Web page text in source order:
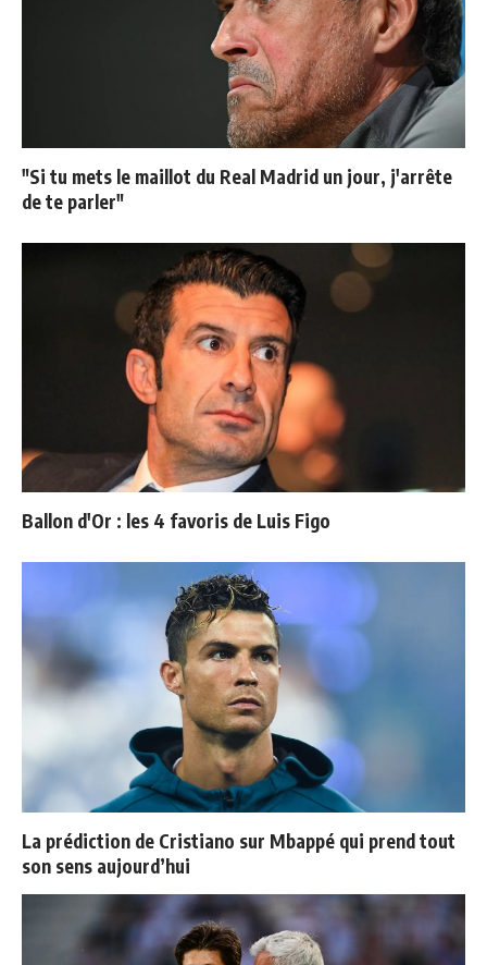
"Si tu mets le maillot du Real Madrid un jour, j'arrête
de te parler"
Ballon d'Or : les 4 favoris de Luis Figo
La prédiction de Cristiano sur Mbappé qui prend tout
son sens aujourd’hui